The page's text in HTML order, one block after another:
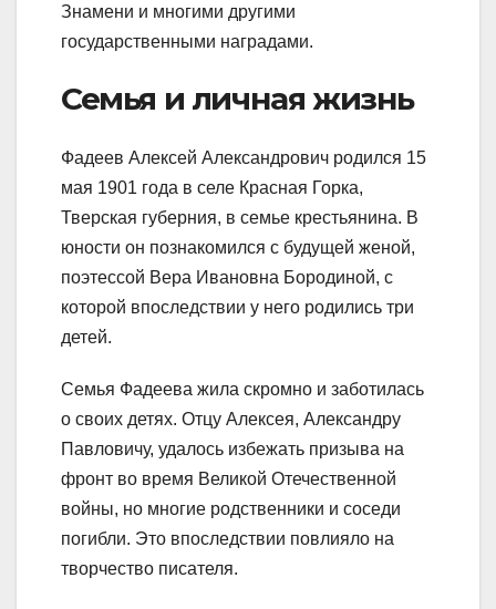
Знамени и многими другими
государственными наградами.
Семья и личная жизнь
Фадеев Алексей Александрович родился 15
мая 1901 года в селе Красная Горка,
Тверская губерния, в семье крестьянина. В
юности он познакомился с будущей женой,
поэтессой Вера Ивановна Бородиной, с
которой впоследствии у него родились три
детей.
Семья Фадеева жила скромно и заботилась
о своих детях. Отцу Алексея, Александру
Павловичу, удалось избежать призыва на
фронт во время Великой Отечественной
войны, но многие родственники и соседи
погибли. Это впоследствии повлияло на
творчество писателя.